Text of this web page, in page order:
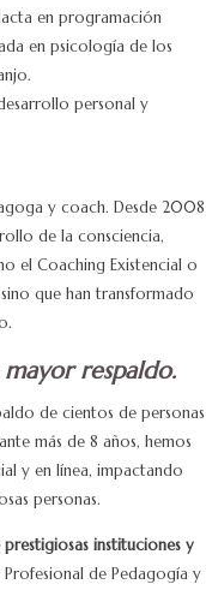
en programación
en psicología de los
personal y
y coach. Desde 2008
de la consciencia,
el Coaching Existencial o
que han transformado
respaldo.
de cientos de personas
más de 8 años, hemos
y en línea, impactando
personas.
instituciones y
de Pedagogía y